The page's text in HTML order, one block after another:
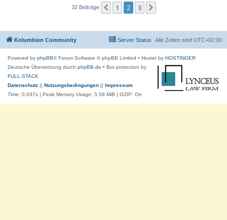
32 Beiträge Vorherige
1 2 3
Kolumbien Community Alle Zeiten sind UTC+02:00
Server Status
Powered by phpBB® Forum Software © phpBB Limited • Hostet by HOSTINGER
Deutsche Übersetzung durch phpBB.de • Bot protection by
FULL-STACK
Datenschutz || Nutzungsbedingungen || Impressum
Time: 0.037s | Peak Memory Usage: 5.58 MiB | GZIP: On